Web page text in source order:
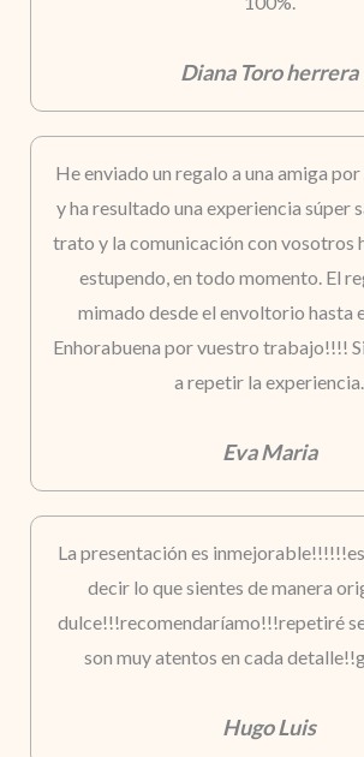
Diana Toro herrera
He enviado un regalo a una amiga
y ha resultado una experiencia súper
trato y la comunicación con vosotros
estupendo, en todo momento. El
mimado desde el envoltorio hasta
Enhorabuena por vuestro trabajo!!!!
a repetir la experiencia.
Eva Maria
La presentación es
decir lo que sientes de manera
dulce!!!recomendaríamo!!!repetiré
son muy atentos en cada
Hugo Luis